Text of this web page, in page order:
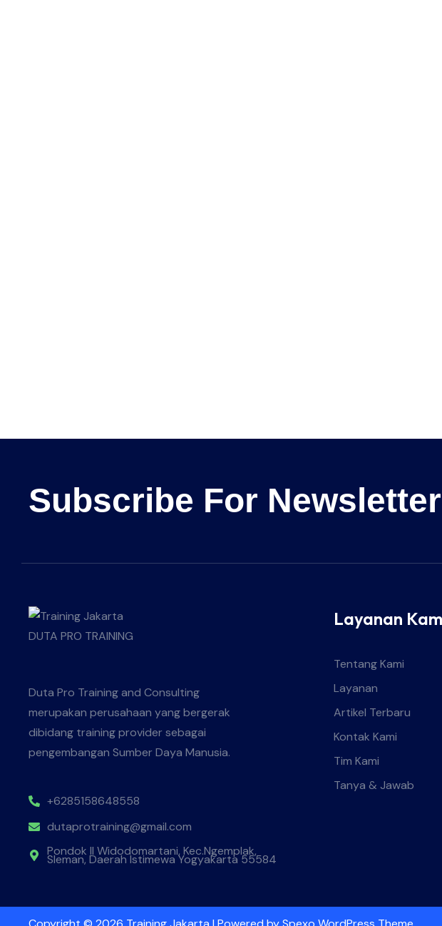
Subscribe For Newsletter
Duta Pro Training and Consulting
merupakan perusahaan yang bergerak
dibidang training provider sebagai
pengembangan Sumber Daya Manusia.
+6285158648558
dutaprotraining@gmail.com
Pondok II Widodomartani, Kec.Ngemplak,
Sleman, Daerah Istimewa Yogyakarta 55584
Layanan
Tentang Kami
Layanan
Artikel Terbaru
Kontak Kami
Tim Kami
Tanya & Jawab